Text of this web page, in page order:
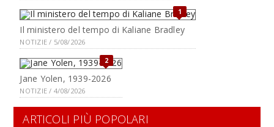
1
Il ministero del tempo di Kaliane Bradley
NOTIZIE / 5/08/2026
2
Jane Yolen, 1939-2026
NOTIZIE / 4/08/2026
ARTICOLI PIÙ POPOLARI